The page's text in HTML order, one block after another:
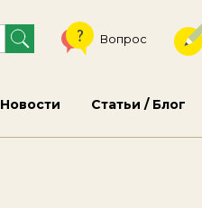
Вопрос
Новости Статьи / Блог